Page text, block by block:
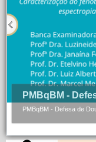
PMBqBM -
PMBqBM - Defesa de